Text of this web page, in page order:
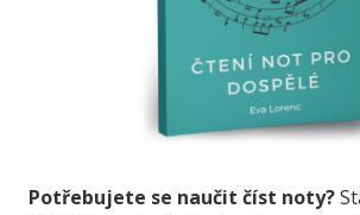
Potřebujete se naučit číst noty?